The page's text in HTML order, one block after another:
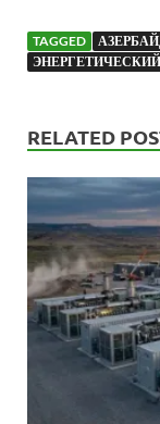
TAGGED
RELATED